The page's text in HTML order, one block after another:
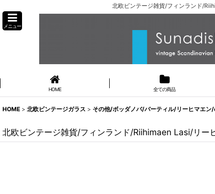
北欧ビンテージ雑貨/フィンランド/
メニュー
HOME 全ての商品
HOME > 北欧ビンテージガラス > その他/ボッダノバ/バーティル/リーヒマエン
北欧ビンテージ雑貨/フィンランド/Riihimaen Lasi/リ